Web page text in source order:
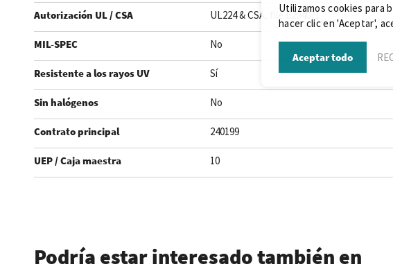
Autorización UL / CSA UL224 & CSA, file E204071
MIL-SPEC No
Resistente a los rayos UV Sí
Sin halógenos No
Contrato principal 240199
UEP / Caja maestra 10
Podría estar interesado también en
Utilizamos cookies para
hacer clic en 'Aceptar',
Aceptar todo